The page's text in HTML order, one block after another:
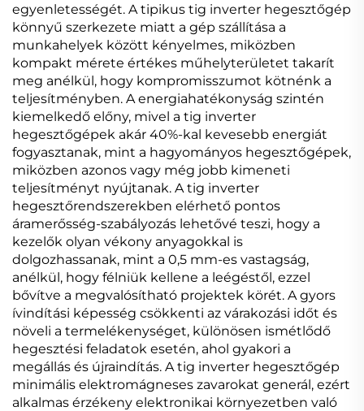
egyenletességét. A tipikus tig inverter hegesztőgép
könnyű szerkezete miatt a gép szállítása a
munkahelyek között kényelmes, miközben
kompakt mérete értékes műhelyterületet takarít
meg anélkül, hogy kompromisszumot kötnénk a
teljesítményben. A energiahatékonyság szintén
kiemelkedő előny, mivel a tig inverter
hegesztőgépek akár 40%-kal kevesebb energiát
fogyasztanak, mint a hagyományos hegesztőgépek,
miközben azonos vagy még jobb kimeneti
teljesítményt nyújtanak. A tig inverter
hegesztőrendszerekben elérhető pontos
áramerősség-szabályozás lehetővé teszi, hogy a
kezelők olyan vékony anyagokkal is
dolgozhassanak, mint a 0,5 mm-es vastagság,
anélkül, hogy félniük kellene a leégéstől, ezzel
bővítve a megvalósítható projektek körét. A gyors
ívindítási képesség csökkenti az várakozási időt és
növeli a termelékenységet, különösen ismétlődő
hegesztési feladatok esetén, ahol gyakori a
megállás és újraindítás. A tig inverter hegesztőgép
minimális elektromágneses zavarokat generál, ezért
alkalmas érzékeny elektronikai környezetben való